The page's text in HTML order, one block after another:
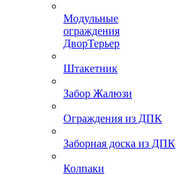
Модульные
ограждения
ДворТерьер
Штакетник
Забор Жалюзи
Ограждения из ДПК
Заборная доска из ДПК
Колпаки